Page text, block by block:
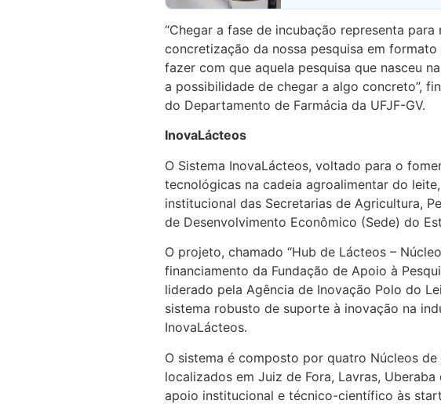
“Chegar a fase de incubação representa
concretização da nossa pesquisa em
fazer com que aquela pesquisa que nasceu
a possibilidade de chegar a algo concreto”,
do Departamento de Farmácia da UFJF-GV.
InovaLácteos
O Sistema InovaLácteos, voltado para o
tecnológicas na cadeia agroalimentar do
institucional das Secretarias de Agricultura,
de Desenvolvimento Econômico (Sede) do
O projeto, chamado “Hub de Lácteos –
financiamento da Fundação de Apoio à
liderado pela Agência de Inovação Polo do
sistema robusto de suporte à inovação na
InovaLácteos.
O sistema é composto por quatro Núcleos
localizados em Juiz de Fora, Lavras,
apoio institucional e técnico-científico às